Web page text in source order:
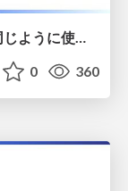
HeatWave をオンプレの MySQL と同じように使おうとしてみた！
0 360